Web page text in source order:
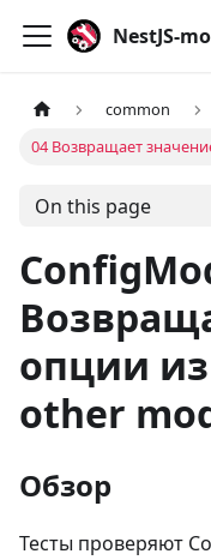
NestJS-
common
04 Возвращает
On this page
опции
other
Обзор
Тесты проверяют